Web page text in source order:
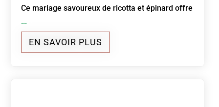
Ce mariage savoureux de ricotta et épinard offre
...
EN SAVOIR PLUS